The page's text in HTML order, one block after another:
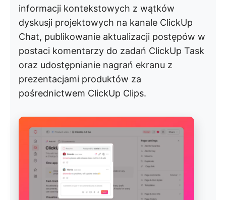
informacji kontekstowych z wątków
dyskusji projektowych na kanale ClickUp
Chat, publikowanie aktualizacji postępów w
postaci komentarzy do zadań ClickUp Task
oraz udostępnianie nagrań ekranu z
prezentacjami produktów za
pośrednictwem ClickUp Clips.